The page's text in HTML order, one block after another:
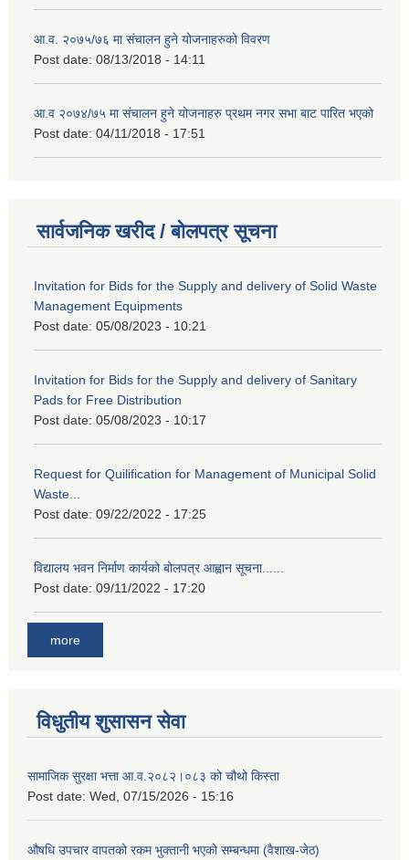
आ.व. २०७५/७६ मा संचालन हुने योजनाहरुको विवरण
Post date: 08/13/2018 - 14:11
आ.व २०७४/७५ मा संचालन हुने योजनाहरु प्रथम नगर सभा बाट पारित भएको
Post date: 04/11/2018 - 17:51
सार्वजनिक खरीद / बोलपत्र सूचना
Invitation for Bids for the Supply and delivery of Solid Waste
Management Equipments
Post date: 05/08/2023 - 10:21
Invitation for Bids for the Supply and delivery of Sanitary
Pads for Free Distribution
Post date: 05/08/2023 - 10:17
Request for Quilification for Management of Municipal Solid
Waste...
Post date: 09/22/2022 - 17:25
विद्यालय भवन निर्माण कार्यको बोलपत्र आह्वान सूचना......
Post date: 09/11/2022 - 17:20
more
विधुतीय शुसासन सेवा
सामाजिक सुरक्षा भत्ता आ.व.२०८२।०८३ को चौथो किस्ता
Post date: Wed, 07/15/2026 - 15:16
औषधि उपचार वापतको रकम भुक्तानी भएको सम्बन्धमा (वैशाख-जेठ)